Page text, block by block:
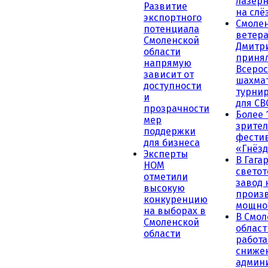
Развитие
экспортного
потенциала
Смоленской
области
напрямую
зависит от
доступности
и
прозрачности
мер
поддержки
для бизнеса
Эксперты
НОМ
отметили
высокую
конкуренцию
на выборах в
Смоленской
области
на
для
Более
В
завод
В